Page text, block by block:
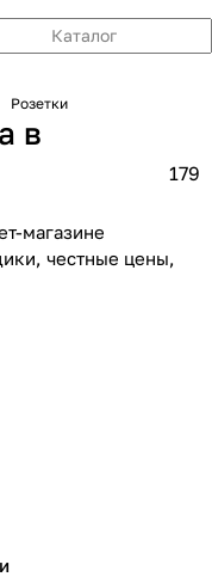
Каталог
Розетки
в
179
магазине
честные цены,